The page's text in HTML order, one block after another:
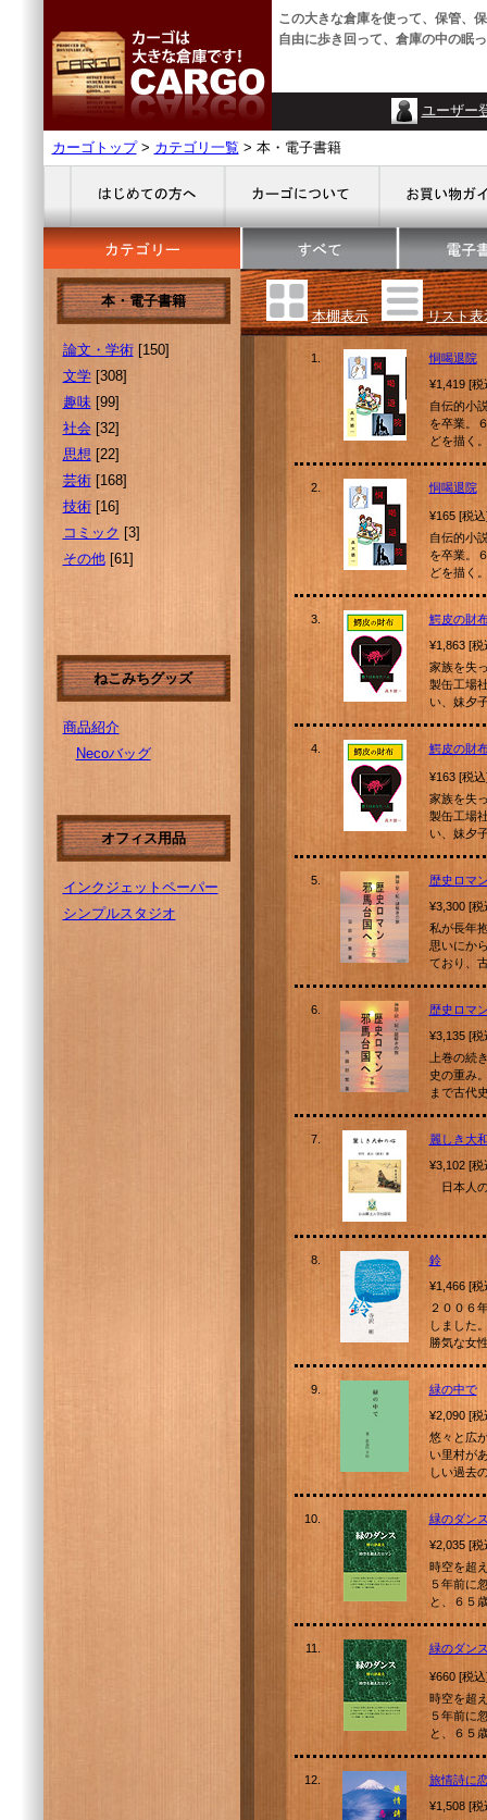
この大きな倉庫を使って、保管、
自由に歩き回って、倉庫の中の眠
ユーザー
カーゴトップ> カテゴリ一覧 > 本・電子書籍
本・電子書籍
論文・学術[150]
文学[308]
趣味[99]
社会[32]
思想 [22]
芸術[168]
技術[16]
コミック [3]
その他[61]
ねこみちグッズ
商品紹介
Necoバッグ
オフィス用品
インクジェットペーパー
シンプルスタジオ
本棚表示 リスト表
1.
恫喝退院
¥1,419 [
自伝的小
を卒業。
どを描く
2. 恫喝退院
¥165 [税
自伝的小
を卒業。
どを描く
3.
鰐皮の財
¥1,863 [
家族を失
製缶工場
い、妹夕
4. 鰐皮の財
¥163 [税
家族を失
製缶工場
い、妹夕
5.
歴史ロマ
¥3,300 [
私が長年
思いにか
ており、
6.
歴史ロマ
¥3,135 [
上巻の続
史の重み
まで古代
7.
麗しき大
¥3,102 [
日本人の
8.
鈴
¥1,466 [
２００６
しました
勝気な女
9.
緑の中で
¥2,090 [
悠々と広
い里村が
しい過去
10.
緑のダン
¥2,035 [
時空を超
５年前に
と、６５
11. 緑のダン
¥660 [税
時空を超
５年前に
と、６５
12.
旅情詩に
¥1,508 [